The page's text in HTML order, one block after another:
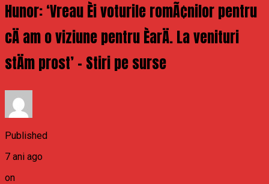
Hunor: ‘Vreau Èi voturile romÃ¢nilor pentru
cÄ am o viziune pentru ÈarÄ. La venituri
stÄm prost’ – Stiri pe surse
Published
7 ani ago
on